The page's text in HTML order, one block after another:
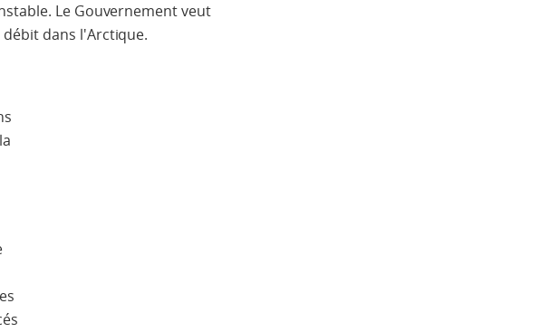
Le Gouvernement veut
dans l'Arctique.